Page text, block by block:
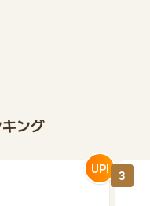
ング
UP! 3